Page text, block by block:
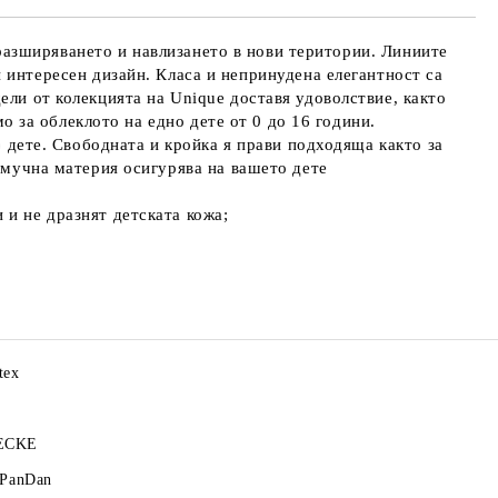
и навлизането в нови територии. Линиите
дизайн. Класа и непринудена елегантност са
от колекцията на Unique доставя удоволствие, както
за облеклото на едно дете от 0 до 16 години.
Свободната и кройка я прави подходяща както за
материя осигурява на вашето дете
не дразнят детската кожа;